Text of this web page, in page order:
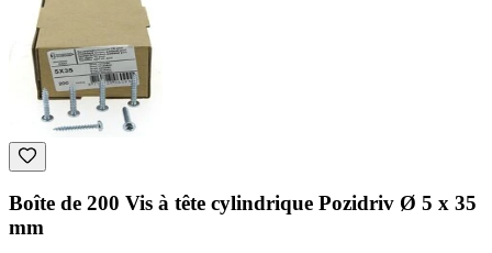
Boîte de 200 Vis à tête cylindrique Pozidriv Ø 5 x 35
mm